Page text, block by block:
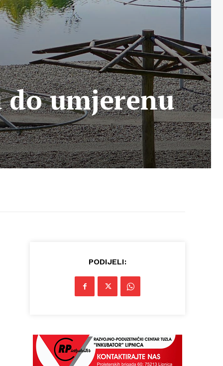
do umjerenu
PODIJELI: